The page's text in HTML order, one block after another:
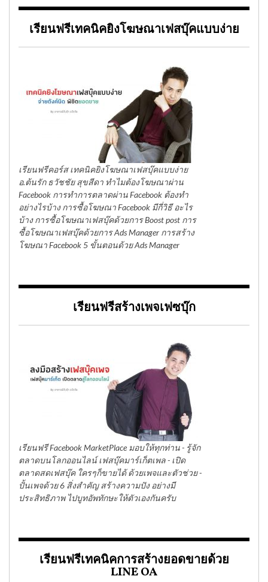
เรียนฟรีเทคนิคยิงโฆษณาเฟสบุ๊คแบบง่าย
เรียนฟรีคอร์ส เทคนิคยิงโฆษณาเฟสบุ๊คแบบง่าย
อ.ต้นรัก ธวัชชัย สุขสีดา ทำไมต้องโฆษณาผ่าน
Facebook การทำการตลาดผ่าน Facebook ต้องทำ
อย่างไรบ้าง การซื้อโฆษณา Facebook มีกี่วิธี อะไร
บ้าง การซื้อโฆษณาเฟสบุ๊คด้วยการ Boost post การ
ซื้อโฆษณาเฟสบุ๊คด้วยการ Ads Manager การสร้าง
โฆษณา Facebook 5 ขั้นตอนด้วย Ads Manager
เรียนฟรีสร้างเพจเฟซบุ๊ก
เรียนฟรี Facebook MarketPlace มอบให้ทุกท่าน - รู้จัก
ตลาดบนโลกออนไลน์ เฟสบุ๊คมาร์เก็ตเพล - เปิด
ตลาดสดเฟสบุ๊ค ใครๆก็ขายได้ ด้วยเพจและตัวช่วย -
ปั้นเพจด้วย 6 สิ่งสำคัญ สร้างความปัง อย่างมี
ประสิทธิภาพ ไปบูทอัพทักษะให้ตัวเองกันครับ
เรียนฟรีเทคนิคการสร้างยอดขายด้วย
LINE OA